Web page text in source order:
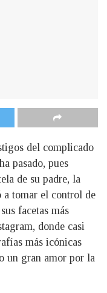
del complicado
pasado, pues
de su padre, la
a tomar el control de
facetas más
donde casi
más icónicas
un gran amor por la